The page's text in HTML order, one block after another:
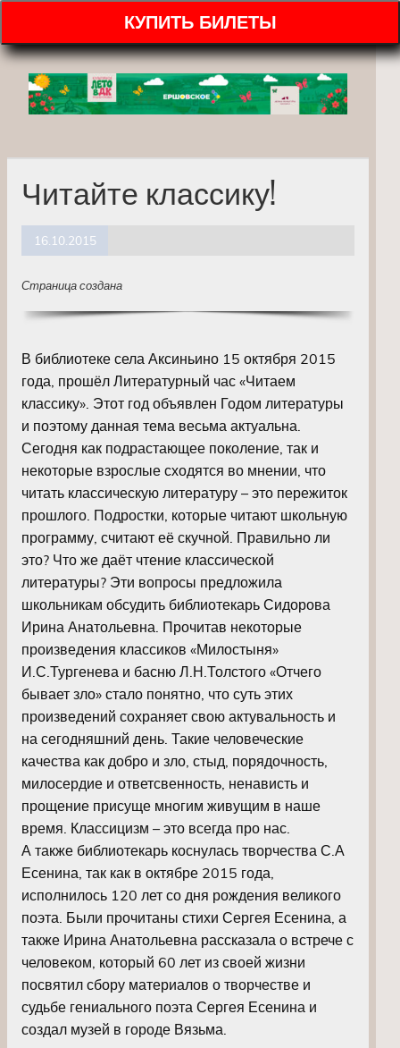
КУПИТЬ БИЛЕТЫ
Читайте классику!
16.10.2015
Страница создана
В библиотеке села Аксиньино 15 октября 2015
года, прошёл Литературный час «Читаем
классику». Этот год объявлен Годом литературы
и поэтому данная тема весьма актуальна.
Сегодня как подрастающее поколение, так и
некоторые взрослые сходятся во мнении, что
читать классическую литературу – это пережиток
прошлого. Подростки, которые читают школьную
программу, считают её скучной. Правильно ли
это? Что же даёт чтение классической
литературы? Эти вопросы предложила
школьникам обсудить библиотекарь Сидорова
Ирина Анатольевна. Прочитав некоторые
произведения классиков «Милостыня»
И.С.Тургенева и басню Л.Н.Толстого «Отчего
бывает зло» стало понятно, что суть этих
произведений сохраняет свою актувальность и
на сегодняшний день. Такие человеческие
качества как добро и зло, стыд, порядочность,
милосердие и ответсвенность, ненависть и
прощение присуще многим живущим в наше
время. Классицизм – это всегда про нас.
А также библиотекарь коснулась творчества С.А
Есенина, так как в октябре 2015 года,
исполнилось 120 лет со дня рождения великого
поэта. Были прочитаны стихи Сергея Есенина, а
также Ирина Анатольевна рассказала о встрече с
человеком, который 60 лет из своей жизни
посвятил сбору материалов о творчестве и
судьбе гениального поэта Сергея Есенина и
создал музей в городе Вязьма.